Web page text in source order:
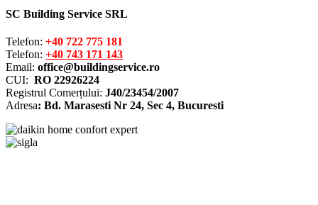
SC Building Service SRL
Telefon: +40 722 775 181
Telefon: +40 743 171 143
Email: office@buildingservice.ro
CUI: RO 22926224
Registrul Comerțului: J40/23454/2007
Adresa: Bd. Marasesti Nr 24, Sec 4, Bucuresti